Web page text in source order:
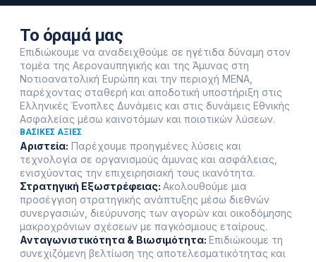
Το όραμά μας
Επιδιώκουμε να αναδειχθούμε σε ηγέτιδα δύναμη στον
τομέα της Αεροναυπηγικής και της Άμυνας στη
Νοτιοανατολική Ευρώπη και την περιοχή ΜΕΝΑ,
παρέχοντας σταθερή και αποδοτική υποστήριξη στις
Ελληνικές Ένοπλες Δυνάμεις και στις δυνάμεις Εθνικής
Ασφαλείας μέσω καινοτόμων και ποιοτικών λύσεων.
ΒΑΣΙΚΈΣ ΑΞΊΕΣ
Αριστεία: Παρέχουμε προηγμένες λύσεις και
τεχνολογία σε οργανισμούς άμυνας και ασφάλειας,
ενισχύοντας την επιχειρησιακή τους ικανότητα.
Στρατηγική Εξωστρέφειας: Ακολουθούμε μια
προσέγγιση στρατηγικής ανάπτυξης μέσω διεθνών
συνεργασιών, διεύρυνσης των αγορών και οικοδόμησης
μακροχρόνιων σχέσεων με παγκόσμιους εταίρους.
Ανταγωνιστικότητα & Βιωσιμότητα: Επιδιώκουμε τη
συνεχιζόμενη βελτίωση της αποτελεσματικότητας και